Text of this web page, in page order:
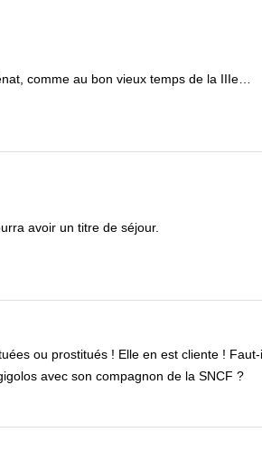
comme au bon vieux temps de la IIIe…
avoir un titre de séjour.
ou prostitués ! Elle en est cliente !
avec son compagnon de la SNCF ?